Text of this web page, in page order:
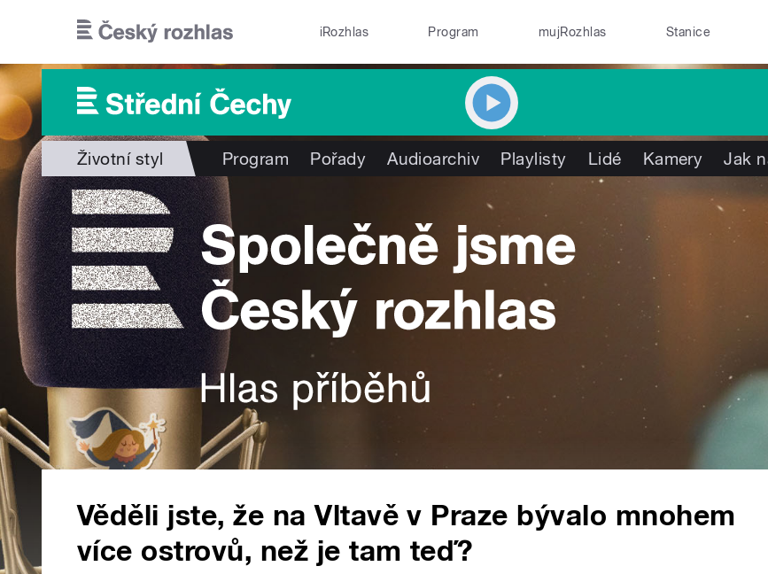
iRozhlas Program mujRozhlas Stanice
Životní styl Program Pořady Audioarchiv Playlisty Lidé Kamery Jak
Věděli jste, že na Vltavě v Praze bývalo mnohem
více ostrovů, než je tam teď?